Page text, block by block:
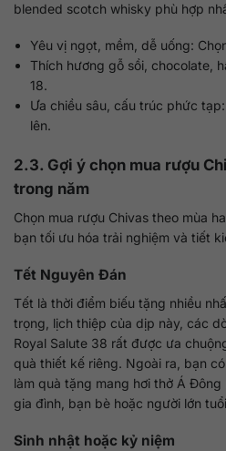
blended scotch whisky phù hợp
Yêu vị ngọt, mềm, dễ uống:
Thích hương gỗ sồi, chocolate,
18.
Ưa chiều sâu, cấu trúc phức
lên.
2.3. Gợi ý chọn mua rượu
trong năm
Chọn mua rượu Chivas theo mùa
bạn tối ưu hóa trải nghiệm và tiết
Tết Nguyên Đán
Tết là thời điểm biếu tặng nhiều
trọng, lịch thiệp của dịp này, các
Royal Salute 38 rất được ưa
quà thiết kế riêng. Ngoài ra, bạn
làm quà tặng mang hơi thở Á
gia đình, bạn bè hoặc người lớn
Sinh nhật hoặc kỷ niệm